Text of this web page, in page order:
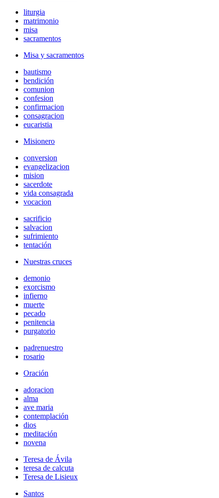
liturgia
matrimonio
misa
sacramentos
Misa y sacramentos
bautismo
bendición
comunion
confesion
confirmacion
consagracion
eucaristia
Misionero
conversion
evangelizacion
mision
sacerdote
vida consagrada
vocacion
sacrificio
salvacion
sufrimiento
tentación
Nuestras cruces
demonio
exorcismo
infierno
muerte
pecado
penitencia
purgatorio
padrenuestro
rosario
Oración
adoracion
alma
ave maria
contemplación
dios
meditación
novena
Teresa de Ávila
teresa de calcuta
Teresa de Lisieux
Santos